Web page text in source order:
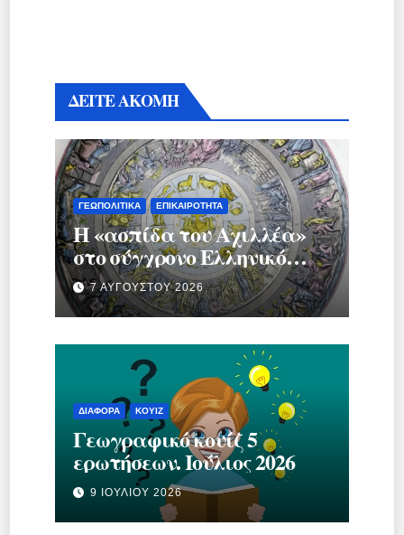
ΔΕΙΤΕ ΑΚΟΜΗ
ΓΕΩΠΟΛΙΤΙΚΆ ΕΠΙΚΑΙΡΌΤΗΤΑ
Η «ασπίδα του Αχιλλέα»
στο σύγχρονο Ελληνικό
κράτος.
7 ΑΥΓΟΎΣΤΟΥ 2026
ΔΙΆΦΟΡΑ ΚΟΥΊΖ
Γεωγραφικό κουίζ 5
ερωτήσεων. Ιούλιος 2026
9 ΙΟΥΛΊΟΥ 2026